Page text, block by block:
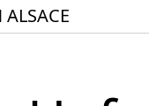
und